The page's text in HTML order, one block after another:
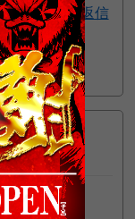
返信
した